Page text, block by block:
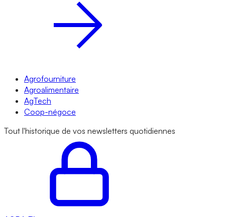
Agrofourniture
Agroalimentaire
AgTech
Coop-négoce
Tout l'historique de vos newsletters quotidiennes